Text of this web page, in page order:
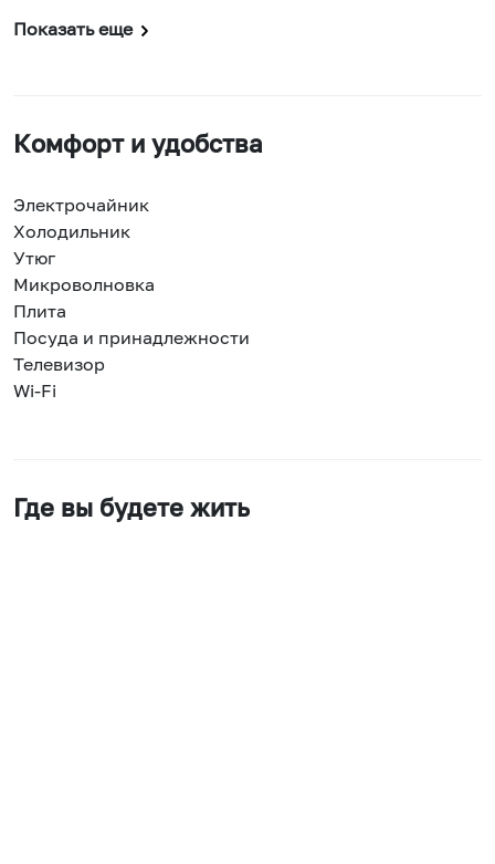
Показать еще
Комфорт и удобства
Электрочайник
Холодильник
Утюг
Микроволновка
Плита
Посуда и принадлежности
Телевизор
Wi-Fi
Где вы будете жить